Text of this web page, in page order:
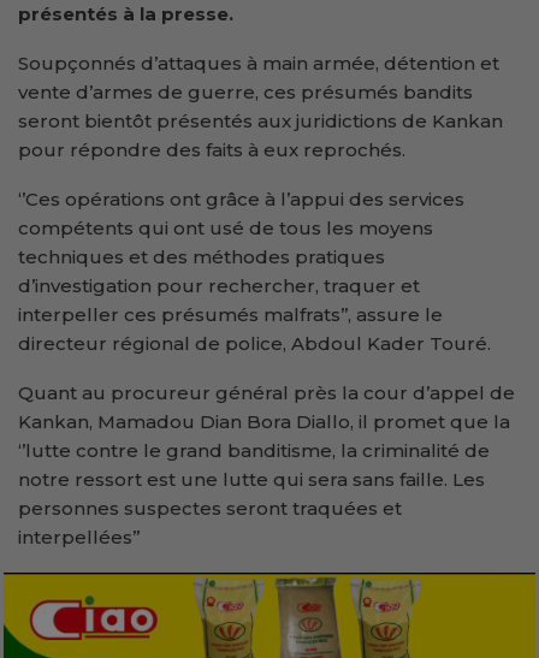
présentés à la presse.
Soupçonnés d’attaques à main armée, détention et
vente d’armes de guerre, ces présumés bandits
seront bientôt présentés aux juridictions de Kankan
pour répondre des faits à eux reprochés.
‘’Ces opérations ont grâce à l’appui des services
compétents qui ont usé de tous les moyens
techniques et des méthodes pratiques
d’investigation pour rechercher, traquer et
interpeller ces présumés malfrats’’, assure le
directeur régional de police, Abdoul Kader Touré.
Quant au procureur général près la cour d’appel de
Kankan, Mamadou Dian Bora Diallo, il promet que la
‘’lutte contre le grand banditisme, la criminalité de
notre ressort est une lutte qui sera sans faille. Les
personnes suspectes seront traquées et
interpellées’’